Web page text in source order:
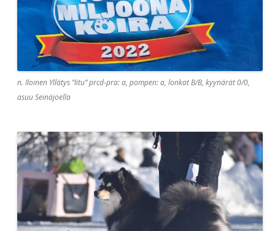
n. Iloinen Yllätys ”Iitu” prcd-pra: a, pompen: a, lonkat B/B, kyynärät 0/0,
asuu Seinäjoella